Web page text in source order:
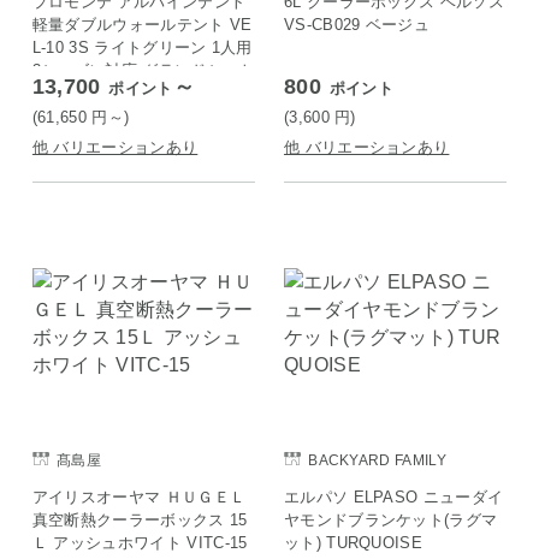
軽量ダブルウォールテント VE
L-10 3S ライトグリーン 1人用
3シーズン対応 グランドシート
付き
13,700 ポイント ～
(61,650 円 ～)
他 バリエーションあり
VS-CB029 ベージュ
800 ポイント
(3,600 円)
他 バリエーションあり
髙島屋
アイリスオーヤマ ＨＵＧＥＬ
真空断熱クーラーボックス 15
Ｌ アッシュホワイト VITC-15
BACKYARD FAMILY
エルパソ ELPASO ニューダイ
ヤモンドブランケット(ラグマ
ット) TURQUOISE